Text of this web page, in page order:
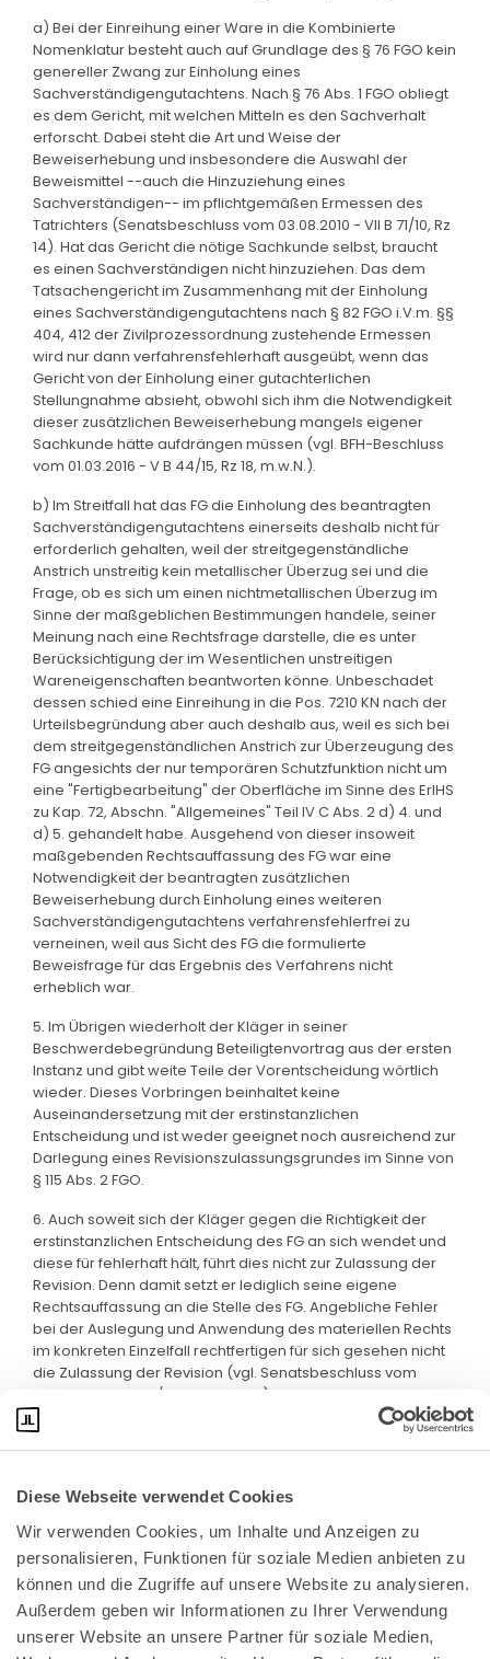
Diese Webseite verwendet Cookies
Wir verwenden Cookies, um Inhalte und Anzeigen zu
personalisieren, Funktionen für soziale Medien anbieten zu
können und die Zugriffe auf unsere Website zu analysieren.
Außerdem geben wir Informationen zu Ihrer Verwendung
unserer Website an unsere Partner für soziale Medien,
a) Bei der Einreihung einer Ware in die Kombinierte
Nomenklatur besteht auch auf Grundlage des § 76 FGO kein
genereller Zwang zur Einholung eines
Sachverständigengutachtens. Nach § 76 Abs. 1 FGO obliegt
es dem Gericht, mit welchen Mitteln es den Sachverhalt
erforscht. Dabei steht die Art und Weise der
Beweiserhebung und insbesondere die Auswahl der
Beweismittel --auch die Hinzuziehung eines
Sachverständigen-- im pflichtgemäßen Ermessen des
Tatrichters (Senatsbeschluss vom 03.08.2010 - VII B 71/10, Rz
14). Hat das Gericht die nötige Sachkunde selbst, braucht
es einen Sachverständigen nicht hinzuziehen. Das dem
Tatsachengericht im Zusammenhang mit der Einholung
eines Sachverständigengutachtens nach § 82 FGO i.V.m. §§
404, 412 der Zivilprozessordnung zustehende Ermessen
wird nur dann verfahrensfehlerhaft ausgeübt, wenn das
Gericht von der Einholung einer gutachterlichen
Stellungnahme absieht, obwohl sich ihm die Notwendigkeit
dieser zusätzlichen Beweiserhebung mangels eigener
Sachkunde hätte aufdrängen müssen (vgl. BFH-Beschluss
vom 01.03.2016 - V B 44/15, Rz 18, m.w.N.).
b) Im Streitfall hat das FG die Einholung des beantragten
Sachverständigengutachtens einerseits deshalb nicht für
erforderlich gehalten, weil der streitgegenständliche
Anstrich unstreitig kein metallischer Überzug sei und die
Frage, ob es sich um einen nichtmetallischen Überzug im
Sinne der maßgeblichen Bestimmungen handele, seiner
Meinung nach eine Rechtsfrage darstelle, die es unter
Berücksichtigung der im Wesentlichen unstreitigen
Wareneigenschaften beantworten könne. Unbeschadet
dessen schied eine Einreihung in die Pos. 7210 KN nach der
Urteilsbegründung aber auch deshalb aus, weil es sich bei
dem streitgegenständlichen Anstrich zur Überzeugung des
FG angesichts der nur temporären Schutzfunktion nicht um
eine "Fertigbearbeitung" der Oberfläche im Sinne des ErlHS
zu Kap. 72, Abschn. "Allgemeines" Teil IV C Abs. 2 d) 4. und
d) 5. gehandelt habe. Ausgehend von dieser insoweit
maßgebenden Rechtsauffassung des FG war eine
Notwendigkeit der beantragten zusätzlichen
Beweiserhebung durch Einholung eines weiteren
Sachverständigengutachtens verfahrensfehlerfrei zu
verneinen, weil aus Sicht des FG die formulierte
Beweisfrage für das Ergebnis des Verfahrens nicht
erheblich war.
5. Im Übrigen wiederholt der Kläger in seiner
Beschwerdebegründung Beteiligtenvortrag aus der ersten
Instanz und gibt weite Teile der Vorentscheidung wörtlich
wieder. Dieses Vorbringen beinhaltet keine
Auseinandersetzung mit der erstinstanzlichen
Entscheidung und ist weder geeignet noch ausreichend zur
Darlegung eines Revisionszulassungsgrundes im Sinne von
§ 115 Abs. 2 FGO.
6. Auch soweit sich der Kläger gegen die Richtigkeit der
erstinstanzlichen Entscheidung des FG an sich wendet und
diese für fehlerhaft hält, führt dies nicht zur Zulassung der
Revision. Denn damit setzt er lediglich seine eigene
Rechtsauffassung an die Stelle des FG. Angebliche Fehler
bei der Auslegung und Anwendung des materiellen Rechts
im konkreten Einzelfall rechtfertigen für sich gesehen nicht
die Zulassung der Revision (vgl. Senatsbeschluss vom
11.12.2013 - VII B 94/13, Rz 7, m.w.N.).